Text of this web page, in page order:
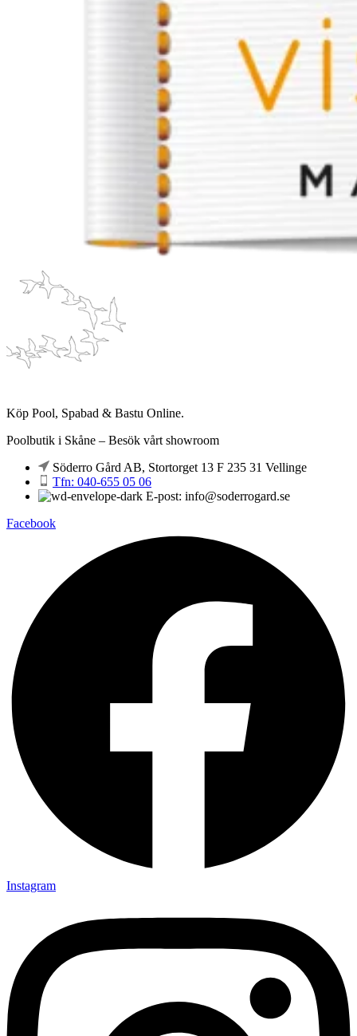
Köp Pool, Spabad & Bastu Online.
Poolbutik i Skåne – Besök vårt showroom
Söderro Gård AB, Stortorget 13 F 235 31 Vellinge
Tfn: 040-655 05 06
E-post: info@soderrogard.se
Facebook
Instagram